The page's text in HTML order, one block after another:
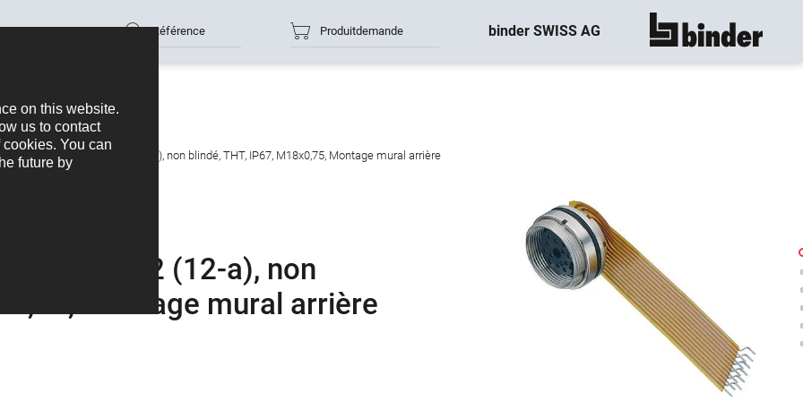
Référence Produitdemande binder SWISS AG montre tout
femelle, Contacts: 12 (12-a), non blindé, THT, IP67, M18x0,75, Montage mural arrière
12 (12-a), non
Montage mural arrière